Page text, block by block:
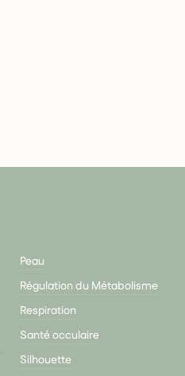
Peau
Régulation du Métabolisme
Respiration
Santé occulaire
Silhouette